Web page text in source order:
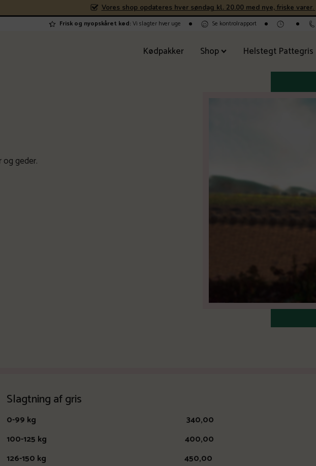
Vores shop opdateres hver søndag kl. 20.00 med nye, friske varer.
Frisk og nyopskåret kød:Vi slagter hver uge Se kontrolrapport
Kødpakker Shop Helstegt Pattegris
og geder.
Slagtning af gris
0-99 kg 340,00
100-125 kg 400,00
126-150 kg 450,00